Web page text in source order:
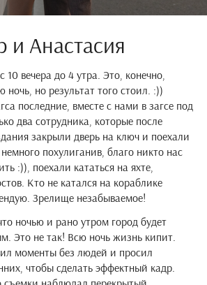
и Анастасия
вечера до 4 утра. Это, конечно,
ночь, но результат того стоил. :))
последние, вместе с нами в загсе под
два сотрудника, которые после
закрыли дверь на ключ и поехали
похулиганив, благо никто нас
:)), поехали кататься на яхте,
Кто не катался на кораблике
Зрелище незабываемое!
ночью и рано утром город будет
Это не так! Всю ночь жизнь кипит.
моменты без людей и просил
чтобы сделать эффектный кадр.